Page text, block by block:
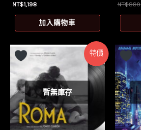
NT$1,198
加入購物車
NT$889
特價
暫無庫存